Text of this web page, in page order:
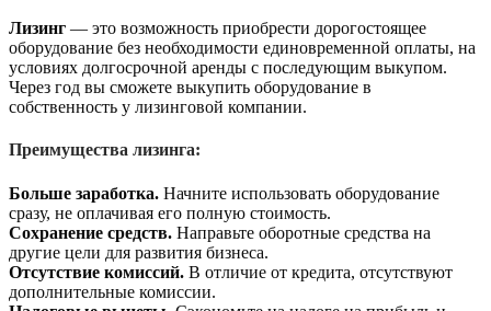
Лизинг — это возможность приобрести дорогостоящее
оборудование без необходимости единовременной оплаты, на
условиях долгосрочной аренды с последующим выкупом.
Через год вы сможете выкупить оборудование в
собственность у лизинговой компании.
Преимущества лизинга:
Больше заработка. Начните использовать оборудование
сразу, не оплачивая его полную стоимость.
Сохранение средств. Направьте оборотные средства на
другие цели для развития бизнеса.
Отсутствие комиссий. В отличие от кредита, отсутствуют
дополнительные комиссии.